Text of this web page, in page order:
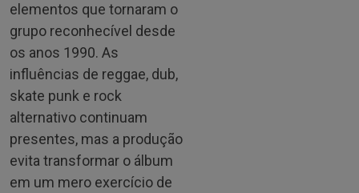
elementos que tornaram o
grupo reconhecível desde
os anos 1990. As
influências de reggae, dub,
skate punk e rock
alternativo continuam
presentes, mas a produção
evita transformar o álbum
em um mero exercício de